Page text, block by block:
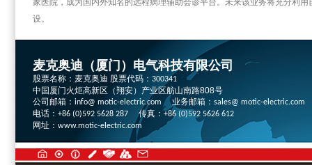
家医院，成为国内外知名的远程病理辅助会诊平台。未来该业务将充分利
设。
麦克奥迪（厦门）电气科技有限公司
股票名称：麦克奥迪 股票代码： 300341
中国厦门火炬高新区（翔安）产业区舫山南路808号
公司邮箱： info@ motic-electric.com 业务邮箱： sales@ motic-electric.com
电话： +86 (0)592 5628 287 传真：+86 (0)592 5626 612
网址： www.motic-electric.com